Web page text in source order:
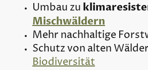
Umbau zu
Mischwäldern
Mehr nachhaltige
Schutz von alten
Biodiversität